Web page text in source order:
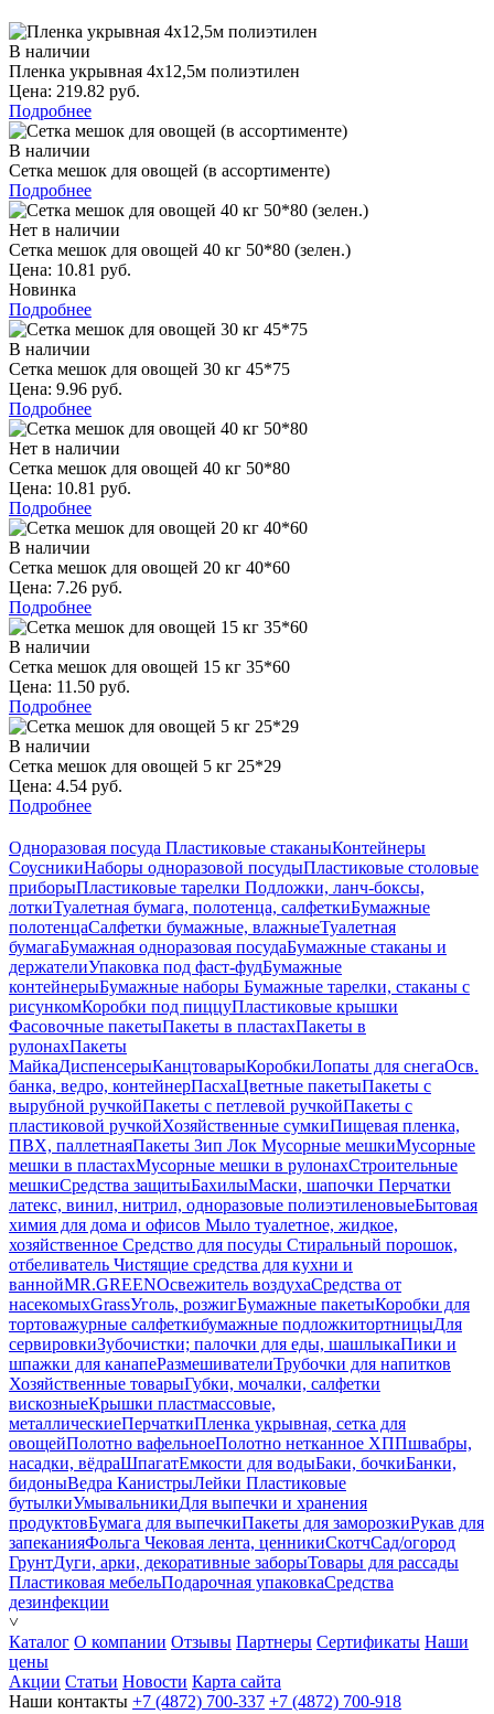
В наличии
Пленка укрывная 4х12,5м полиэтилен
Цена: 219.82 руб.
Подробнее
В наличии
Сетка мешок для овощей (в ассортименте)
Подробнее
Нет в наличии
Сетка мешок для овощей 40 кг 50*80 (зелен.)
Цена: 10.81 руб.
Новинка
Подробнее
В наличии
Сетка мешок для овощей 30 кг 45*75
Цена: 9.96 руб.
Подробнее
Нет в наличии
Сетка мешок для овощей 40 кг 50*80
Цена: 10.81 руб.
Подробнее
В наличии
Сетка мешок для овощей 20 кг 40*60
Цена: 7.26 руб.
Подробнее
В наличии
Сетка мешок для овощей 15 кг 35*60
Цена: 11.50 руб.
Подробнее
В наличии
Сетка мешок для овощей 5 кг 25*29
Цена: 4.54 руб.
Подробнее
Одноразовая посуда Пластиковые стаканыКонтейнеры
СоусникиНаборы одноразовой посудыПластиковые столовые
приборыПластиковые тарелки Подложки, ланч-боксы,
лоткиТуалетная бумага, полотенца, салфеткиБумажные
полотенцаСалфетки бумажные, влажныеТуалетная
бумагаБумажная одноразовая посудаБумажные стаканы и
держателиУпаковка под фаст-фудБумажные
контейнерыБумажные наборы Бумажные тарелки, стаканы с
рисункомКоробки под пиццуПластиковые крышки
Фасовочные пакетыПакеты в пластахПакеты в
рулонахПакеты
МайкаДиспенсерыКанцтоварыКоробкиЛопаты для снегаОсв.
банка, ведро, контейнерПасхаЦветные пакетыПакеты с
вырубной ручкойПакеты с петлевой ручкойПакеты с
пластиковой ручкойХозяйственные сумкиПищевая пленка,
ПВХ, паллетнаяПакеты Зип Лок Мусорные мешкиМусорные
мешки в пластахМусорные мешки в рулонахСтроительные
мешкиСредства защитыБахилыМаски, шапочки Перчатки
латекс, винил, нитрил, одноразовые полиэтиленовыеБытовая
химия для дома и офисов Мыло туалетное, жидкое,
хозяйственное Средство для посуды Стиральный порошок,
отбеливатель Чистящие средства для кухни и
ваннойMR.GREENОсвежитель воздухаСредства от
насекомыхGrassУголь, розжигБумажные пакетыКоробки для
тортоважурные салфеткибумажные подложкитортницыДля
сервировкиЗубочистки; палочки для еды, шашлыкаПики и
шпажки для канапеРазмешивателиТрубочки для напитков
Хозяйственные товарыГубки, мочалки, салфетки
вискозныеКрышки пластмассовые,
металлическиеПерчаткиПленка укрывная, сетка для
овощейПолотно вафельноеПолотно нетканное ХППшвабры,
насадки, вёдраШпагатЕмкости для водыБаки, бочкиБанки,
бидоныВедра КанистрыЛейки Пластиковые
бутылкиУмывальникиДля выпечки и хранения
продуктовБумага для выпечкиПакеты для заморозкиРукав для
запеканияФольга Чековая лента, ценникиСкотчСад/огород
ГрунтДуги, арки, декоративные заборыТовары для рассады
Пластиковая мебельПодарочная упаковкаСредства
дезинфекции
˅
Каталог О компании Отзывы Партнеры Сертификаты Наши
цены
Акции Статьи Новости Карта сайта
Наши контакты +7 (4872) 700-337 +7 (4872) 700-918